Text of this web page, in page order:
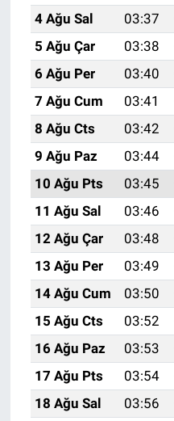
4 Ağu Sal
03:37
5 Ağu Çar
03:38
6 Ağu Per
03:40
7 Ağu Cum
03:41
8 Ağu Cts
03:42
9 Ağu Paz
03:44
10 Ağu Pts
03:45
11 Ağu Sal
03:46
12 Ağu Çar
03:48
13 Ağu Per
03:49
14 Ağu Cum
03:50
15 Ağu Cts
03:52
16 Ağu Paz
03:53
17 Ağu Pts
03:54
18 Ağu Sal
03:56